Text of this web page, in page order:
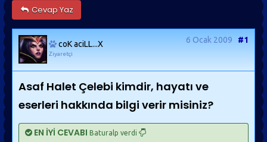
Cevap Yaz
coK aciLL...X
Ziyaretçi
6 Ocak 2009 #1
Asaf Halet Çelebi kimdir, hayatı ve
eserleri hakkında bilgi verir misiniz?
EN İYİ CEVABI Baturalp verdi